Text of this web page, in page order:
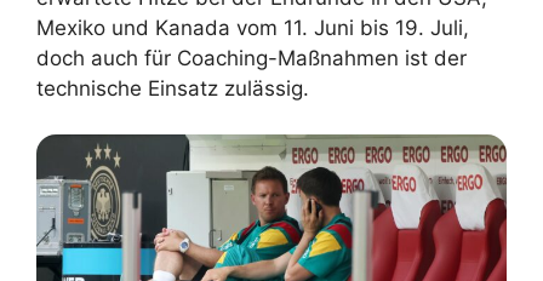
Mexiko und Kanada vom 11. Juni bis 19. Juli,
doch auch für Coaching-Maßnahmen ist der
technische Einsatz zulässig.